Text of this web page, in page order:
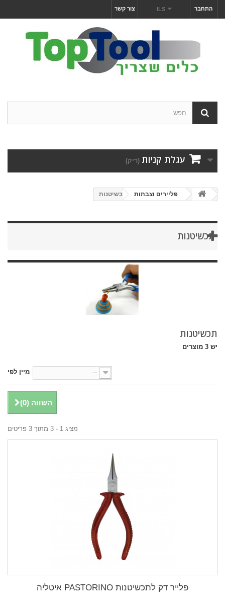
התחבר ILS צור קשר
עגלת קניות (ריק)
פליירים וצבתות תכשיטנות
תכשיטנות
תכשיטנות
יש 3 מוצרים
מיין לפי --
השווה (0
)
מציג 1 - 3 מתוך 3 פריטים
פלייר דק לתכשיטנות PASTORINO איטליה